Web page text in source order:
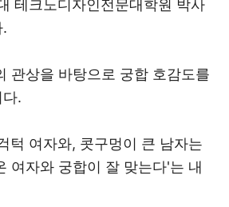
테크노디자인전문대학원 박사
관상을 바탕으로 궁합 호감도를
.
턱 여자와, 콧구멍이 큰 남자는
여자와 궁합이 잘 맞는다'는 내